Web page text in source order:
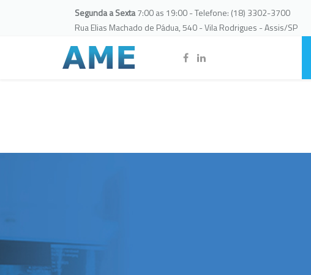
Segunda a Sexta7:00 as 19:00 - Telefone: (18) 3302-3700
Rua Elias Machado de Pádua, 540 - Vila Rodrigues - Assis/SP